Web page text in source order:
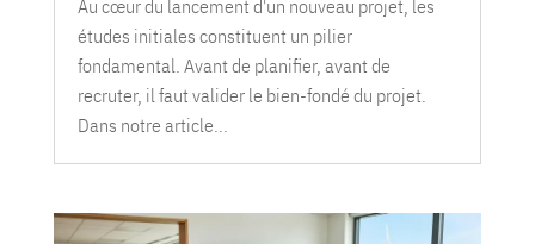
Au cœur du lancement d'un nouveau projet, les
études initiales constituent un pilier
fondamental. Avant de planifier, avant de
recruter, il faut valider le bien-fondé du projet.
Dans notre article...